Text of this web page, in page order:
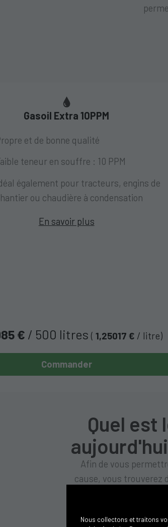
Nous collectons et traitons
Gasoil Extra 10PPM
et de bonne qualité
teneur en souffre : 10 PPM
également pour tracteurs, engins de
ou chaudière à condensation
En savoir plus
€ / 500 litres(1,25017 € / litre)
Commander
Quel est
Afin de vous
cause, vous trouverez